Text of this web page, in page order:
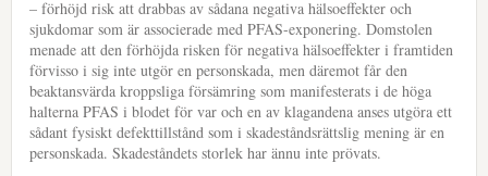
– förhöjd risk att drabbas av sådana negativa hälsoeffekter och
sjukdomar som är associerade med PFAS-exponering. Domstolen
menade att den förhöjda risken för negativa hälsoeffekter i framtiden
förvisso i sig inte utgör en personskada, men däremot får den
beaktansvärda kroppsliga försämring som manifesterats i de höga
halterna PFAS i blodet för var och en av klagandena anses utgöra ett
sådant fysiskt defekttillstånd som i skadeståndsrättslig mening är en
personskada. Skadeståndets storlek har ännu inte prövats.